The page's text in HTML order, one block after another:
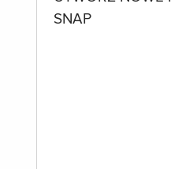
SNAP